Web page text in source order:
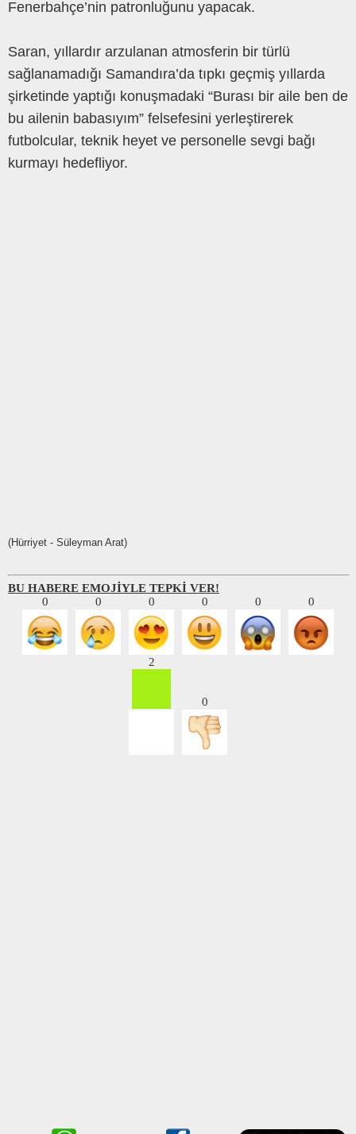
Fenerbahçe’nin patronluğunu yapacak.
Saran, yıllardır arzulanan atmosferin bir türlü
sağlanamadığı Samandıra’da tıpkı geçmiş yıllarda
şirketinde yaptığı konuşmadaki “Burası bir aile ben de
bu ailenin babasıyım” felsefesini yerleştirerek
futbolcular, teknik heyet ve personelle sevgi bağı
kurmayı hedefliyor.
(Hürriyet - Süleyman Arat)
BU HABERE EMOJİYLE TEPKİ VER!
0
0 0 0 0 0
2
0